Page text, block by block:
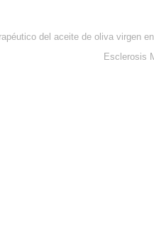
del aceite de oliva virgen
Esclerosis